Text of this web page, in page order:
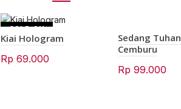
SOLD OU
T
Kiai Hologram
Rp 69.000
Sedang
Cemburu
Rp 99.000